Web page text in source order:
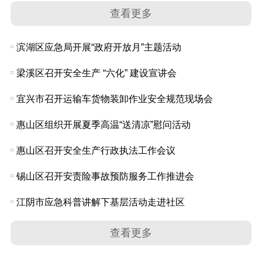
查看更多
滨湖区应急局开展“政府开放月”主题活动
梁溪区召开安全生产 “六化” 建设宣讲会
宜兴市召开运输车货物装卸作业安全规范现场会
惠山区组织开展夏季高温“送清凉”慰问活动
惠山区召开安全生产行政执法工作会议
锡山区召开安责险事故预防服务工作推进会
江阴市应急科普讲解下基层活动走进社区
查看更多